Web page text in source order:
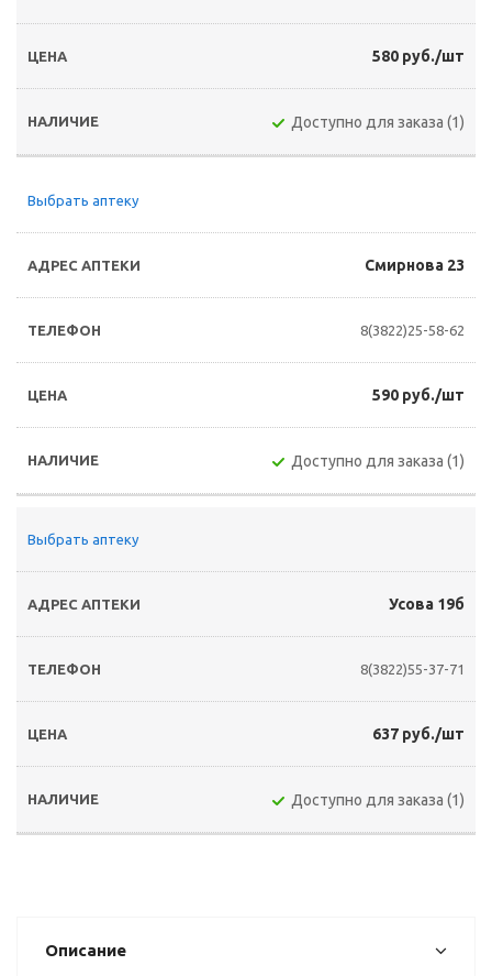
580 руб./шт
Доступно для заказа (1)
Выбрать аптеку
Смирнова 23
8(3822)25-58-62
590 руб./шт
Доступно для заказа (1)
Выбрать аптеку
Усова 19б
8(3822)55-37-71
637 руб./шт
Доступно для заказа (1)
Описание